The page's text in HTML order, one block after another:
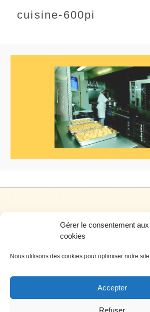
Gérer le consentement aux
cookies
Nous utilisons des cookies pour optimiser notre
Accepter
Refuser
cuisine-600pi
Téléphone: 04 67 44 99 00 Télécopie: 04 67
Nous contacter par e-mail